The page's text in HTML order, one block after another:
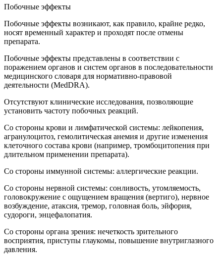
Побочные эффекты
Побочные эффекты возникают, как правило, крайне редко,
носят временный характер и проходят после отмены
препарата.
Побочные эффекты представлены в соответствии с
поражением органов и систем органов в последовательности
медицинского словаря для нормативно-правовой
деятельности (MedDRA).
Отсутствуют клинические исследования, позволяющие
установить частоту побочных реакций.
Со стороны крови и лимфатической системы: лейкопения,
агранулоцитоз, гемолитическая анемия и другие изменения
клеточного состава крови (например, тромбоцитопения при
длительном применении препарата).
Со стороны иммунной системы: аллергические реакции.
Со стороны нервной системы: сонливость, утомляемость,
головокружение с ощущением вращения (вертиго), нервное
возбуждение, атаксия, тремор, головная боль, эйфория,
судороги, энцефалопатия.
Со стороны органа зрения: нечеткость зрительного
восприятия, приступы глаукомы, повышение внутриглазного
давления.